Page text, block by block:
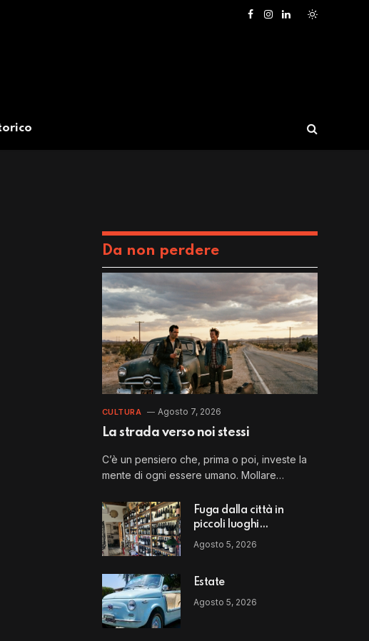
Facebook
Instagram
LinkedIn
Da non perdere
CULTURA Agosto 7, 2026
La strada verso noi stessi
C’è un pensiero che, prima o poi, investe la
mente di ogni essere umano. Mollare…
Fuga dalla città in
piccoli luoghi
straordinari: il Perbacco
di Vito Puglia
Agosto 5, 2026
Estate
Agosto 5, 2026